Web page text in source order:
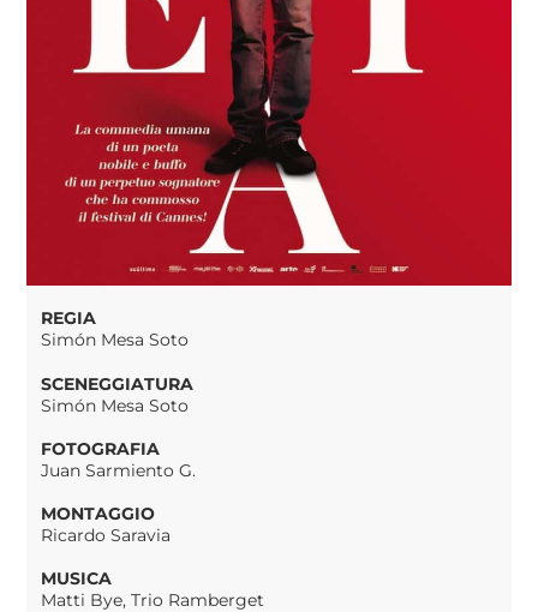
REGIA
Simón Mesa Soto
SCENEGGIATURA
Simón Mesa Soto
FOTOGRAFIA
Juan Sarmiento G.
MONTAGGIO
Ricardo Saravia
MUSICA
Matti Bye, Trio Ramberget